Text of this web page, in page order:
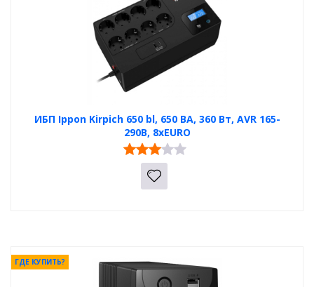
ИБП Ippon Kirpich 650 bl, 650 ВA, 360 Вт, AVR 165-
290В, 8xEURO
ГДЕ КУПИТЬ?